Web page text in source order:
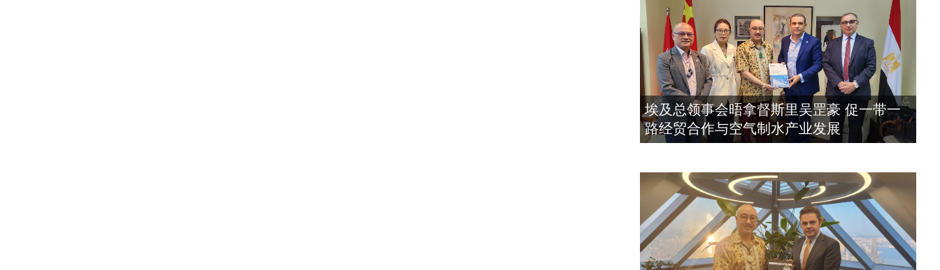
埃及总领事会晤拿督斯里吴罡豪 促一带一
路经贸合作与空气制水产业发展